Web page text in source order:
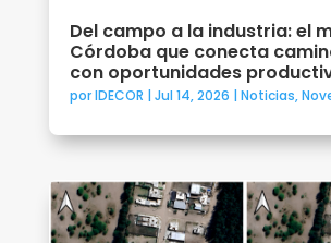
Del campo a la industria: el
Córdoba que conecta
con oportunidades
porIDECOR | Jul 14, 2026 | Noticias,